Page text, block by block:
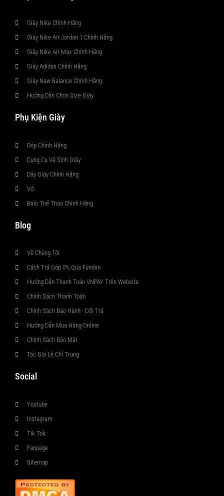
Giày Nike Chính Hãng
Giày Nike Air Jordan 1 Chính Hãng
Giày Nike Air Max Chính Hãng
Giày Adidas Chính Hãng
Giày New Balance Chính Hãng
Hướng Dẫn Chọn Size Giày
Phụ Kiện Giày
Dép Chính Hãng
Dụng Cụ Vệ Sinh Giày
Dây Giày Chính Hãng
Vớ
Balo Thể Thao Chính Hãng
Blog
Về Chúng Tôi
Cách Trả Góp 0% Qua Fundiin
Hướng Dẫn Thanh Toán VNPAY Trên Website
Chính Sách Thanh Toán
Chính Sách Bảo Hành - Đổi Trả
Hướng Dẫn Mua Hàng Online
Chính Sách Bảo Mật
Tác Giả Lê Chí Trung
Social
Youtube
Instagram
Tik Tok
Fanpage
Sitemap